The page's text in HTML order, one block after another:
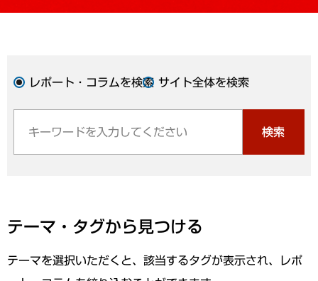
レポート・コラムを検索 サイト全体を検索
検索
テーマ・タグから見つける
テーマを選択いただくと、該当するタグが表示され、レポ